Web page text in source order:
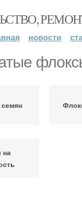
новости
на